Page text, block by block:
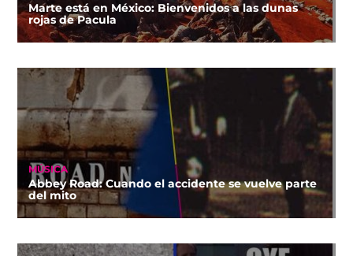
Marte está en México: Bienvenidos a las dunas
rojas de Pacula
MÚSICA
Abbey Road: Cuando el accidente se vuelve parte
del mito